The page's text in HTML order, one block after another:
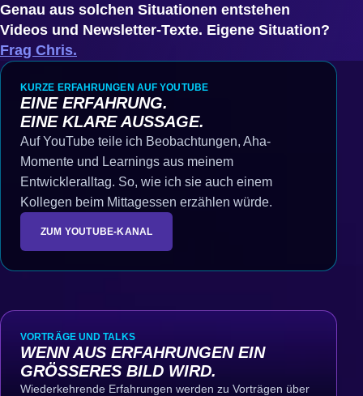
Genau aus solchen Situationen entstehen
Videos und Newsletter-Texte. Eigene Situation?
Frag Chris.
KURZE ERFAHRUNGEN AUF YOUTUBE
EINE ERFAHRUNG.
EINE KLARE AUSSAGE.
Auf YouTube teile ich Beobachtungen, Aha-
Momente und Learnings aus meinem
Entwickleralltag. So, wie ich sie auch einem
Kollegen beim Mittagessen erzählen würde.
ZUM YOUTUBE-KANAL
VORTRÄGE UND TALKS
WENN AUS ERFAHRUNGEN EIN
GRÖSSERES BILD WIRD.
Wiederkehrende Erfahrungen werden zu Vorträgen über